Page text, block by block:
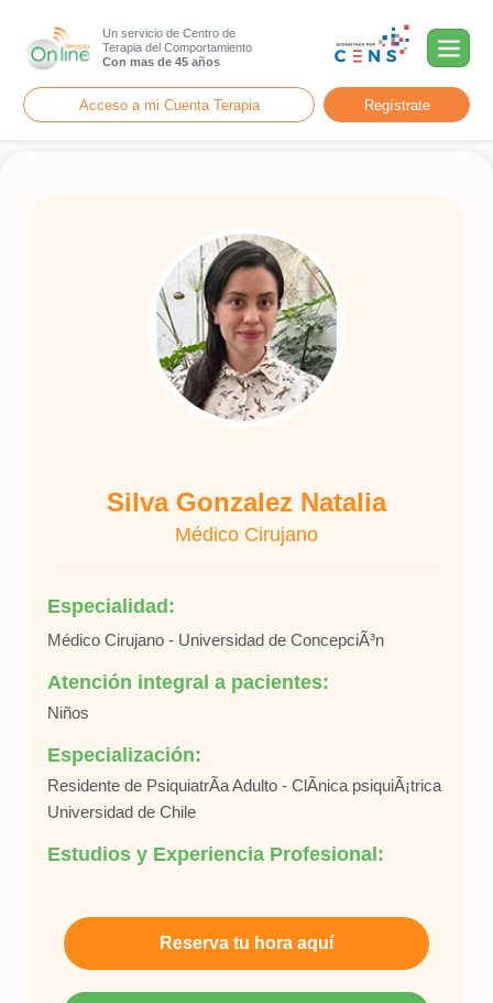
Un servicio de Centro de
Terapia del Comportamiento
Con mas de 45 años
Acceso a mi Cuenta Terapia Regístrate
Silva Gonzalez Natalia
Médico Cirujano
Especialidad:
Médico Cirujano - Universidad de ConcepciÃ³n
Atención integral a pacientes:
Niños
Especialización:
Residente de PsiquiatrÃ­a Adulto - ClÃ­nica psiquiÃ¡trica
Universidad de Chile
Estudios y Experiencia Profesional:
Reserva tu hora aquí